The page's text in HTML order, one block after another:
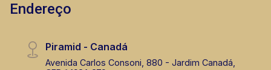
Endereço
Piramid - Canadá
Avenida Carlos Consoni, 880 - Jardim Canadá,